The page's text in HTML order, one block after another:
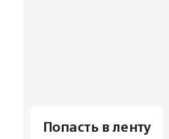
Попасть в ленту